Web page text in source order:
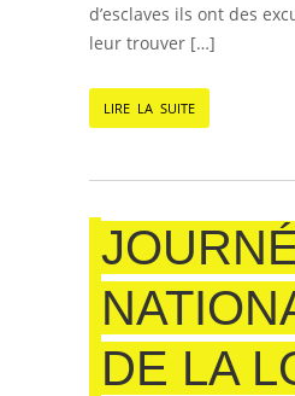
d’esclaves ils ont des
leur trouver […]
LIRE LA SUITE
DE LA